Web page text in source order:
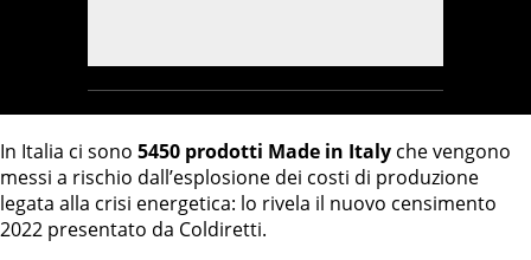
In Italia ci sono 5450 prodotti Made in Italy che vengono
messi a rischio dall’esplosione dei costi di produzione
legata alla crisi energetica: lo rivela il nuovo censimento
2022 presentato da Coldiretti.